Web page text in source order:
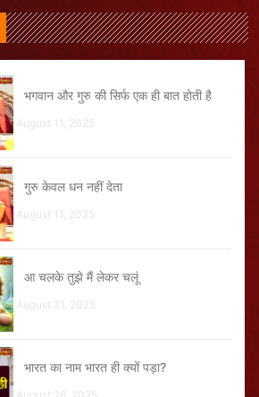
भगवान और गुरु की सिर्फ एक ही बात होती है
August 11, 2025
गुरु केवल धन नहीं देता
August 11, 2025
आ चलके तुझे मैं लेकर चलूं
August 21, 2025
भारत का नाम भारत ही क्यों पड़ा?